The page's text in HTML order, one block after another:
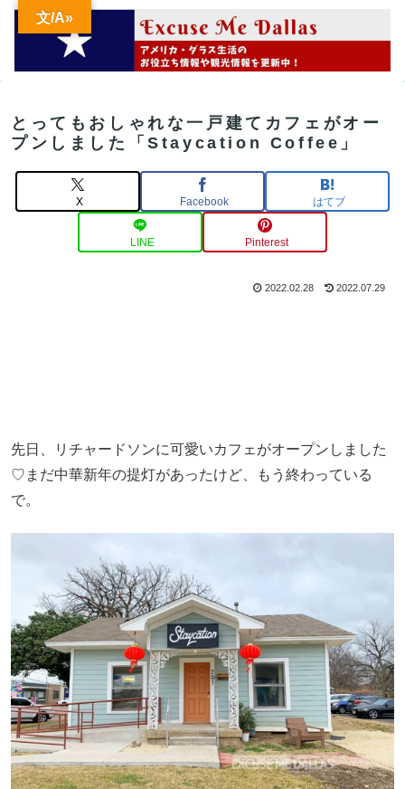
とってもおしゃれな一戸建てカフェがオー
プンしました「Staycation Coffee」
X Facebook はてブ
LINE Pinterest
2022.02.28 2022.07.29
先日、リチャードソンに可愛いカフェがオープンしました
♡まだ中華新年の提灯があったけど、もう終わっている
で。
文/A»